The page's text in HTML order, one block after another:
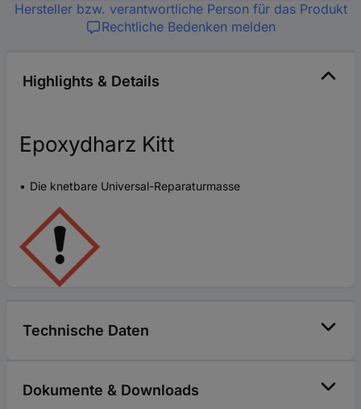
Hersteller bzw. verantwortliche Person für das Produkt
Rechtliche Bedenken melden
Highlights & Details
Epoxydharz Kitt
Die knetbare Universal-Reparaturmasse
Technische Daten
Dokumente & Downloads